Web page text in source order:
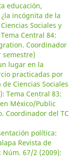
educación,
incógnita de la
Sociales y
Central 84:
Coordinador
semestre)
lugar en la
practicadas por
Ciencias Sociales
Tema Central 83:
México/Public
Coordinador del TC
política:
Revista de
Núm. 67/2 (2009):